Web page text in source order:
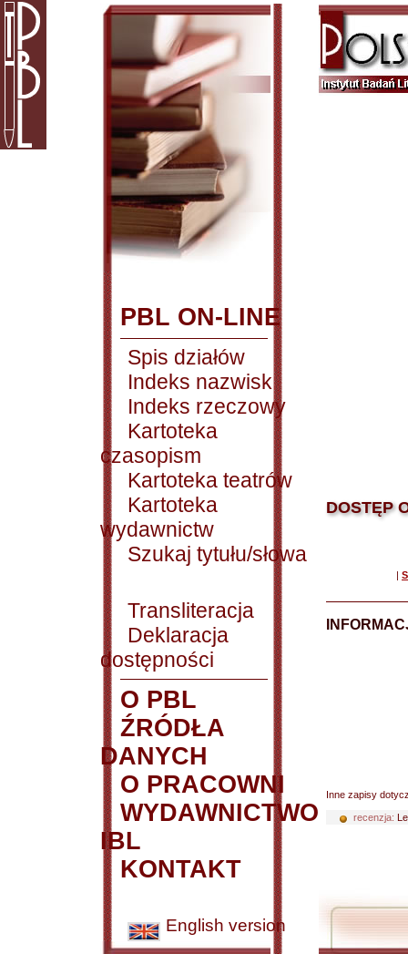
PBL ON-LINE
Spis działów
Indeks nazwisk
Indeks rzeczowy
Kartoteka
czasopism
Kartoteka teatrów
Kartoteka
wydawnictw
Szukaj tytułu/słowa
Transliteracja
Deklaracja
dostępności
O PBL
ŹRÓDŁA
DANYCH
O PRACOWNI
WYDAWNICTWO
IBL
KONTAKT
English version
DOSTĘP
|
Inne zapisy
recenzja: